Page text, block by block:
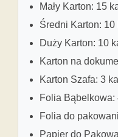
Mały Karton: 15
Średni Karton: 10
Duży Karton: 10
Karton na
Karton Szafa: 3
Folia Bąbelkowa:
Folia do
Papier do